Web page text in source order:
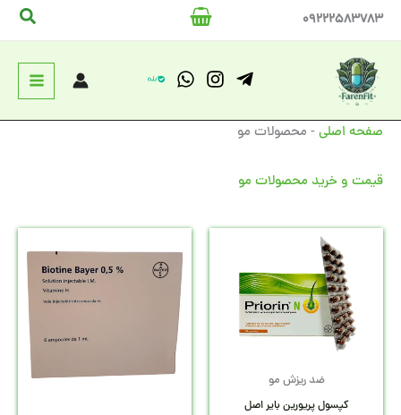
پرش
به
محتوا
09222583783
صفحه اصلی- محصولات مو
قیمت و خرید محصولات مو
ضد ریزش مو
کپسول پریورین بایر اصل
تومان23,000,000
بود.